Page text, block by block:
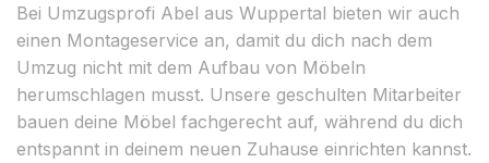
Bei Umzugsprofi Abel aus Wuppertal bieten wir auch
einen Montageservice an, damit du dich nach dem
Umzug nicht mit dem Aufbau von Möbeln
herumschlagen musst. Unsere geschulten Mitarbeiter
bauen deine Möbel fachgerecht auf, während du dich
entspannt in deinem neuen Zuhause einrichten kannst.